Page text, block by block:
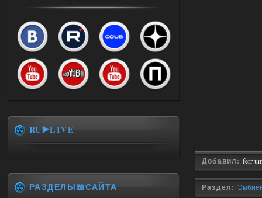
Добавил: ferr-
Раздел:
RU▶️LIVE
РАЗДЕЛЫ📖САЙТА